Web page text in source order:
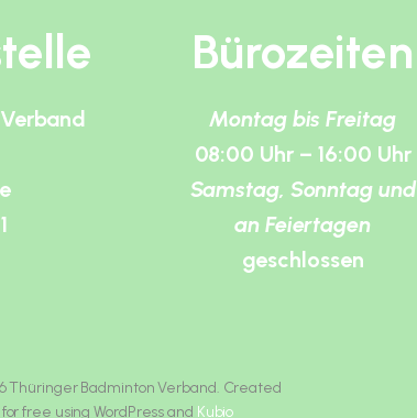
Bürozeiten
Montag bis Freitag
08:00 Uhr – 16:00 Uhr
Samstag, Sonntag und
an Feiertagen
geschlossen
Thüringer Badminton Verband. Created
for free using WordPress and Kubio